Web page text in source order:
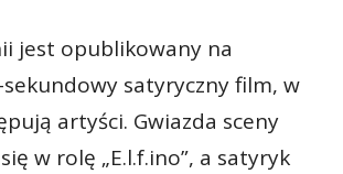
jest opublikowany na
satyryczny film, w
artyści. Gwiazda sceny
w rolę „E.l.f.ino”, a satyryk